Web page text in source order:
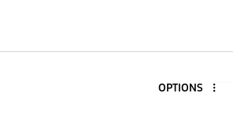
OPTIONS